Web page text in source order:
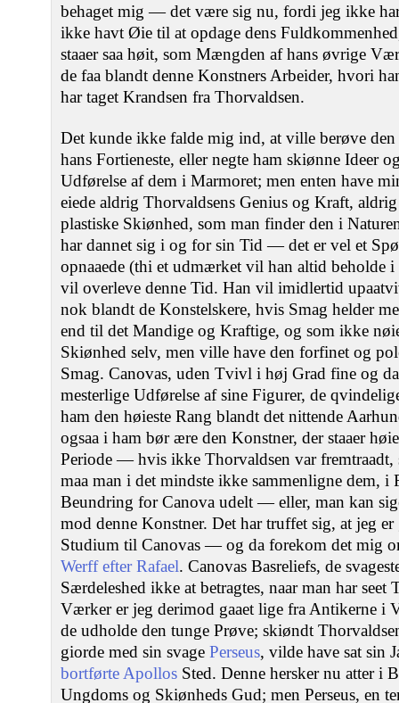
behaget mig — det være sig nu, fordi jeg ikke
ikke havt Øie til at opdage dens
staaer saa høit, som Mængden af hans øvrige
de faa blandt denne Konstners Arbeider, hvori
har taget Krandsen fra Thorvaldsen.
Det kunde ikke falde mig ind, at ville berøve den
hans Fortieneste, eller negte ham skiønne Ideer
Udførelse af dem i Marmoret; men enten have
eiede aldrig Thorvaldsens Genius og Kraft,
plastiske Skiønhed, som man finder den i
har dannet sig i og for sin Tid — det er vel et
opnaaede (thi et udmærket vil han altid beholde
vil overleve denne Tid. Han vil imidlertid
nok blandt de Konstelskere, hvis Smag helder
end til det Mandige og Kraftige, og som ikke
Skiønhed selv, men ville have den forfinet og
Smag. Canovas, uden Tvivl i høj Grad fine og
mesterlige Udførelse af sine Figurer, de
ham den høieste Rang blandt det nittende
ogsaa i ham bør ære den Konstner, der staaer
Periode — hvis ikke Thorvaldsen var fremtraadt,
maa man i det mindste ikke sammenligne dem, i
Beundring for Canova udelt — eller, man kan
mod denne Konstner. Det har truffet sig, at jeg
Studium til Canovas — og da forekom det mig
Werff efter Rafael. Canovas Basreliefs, de
Særdeleshed ikke at betragtes, naar man har seet
Værker er jeg derimod gaaet lige fra Antikerne i
de udholde den tunge Prøve; skiøndt
giorde med sin svage Perseus, vilde have sat sin
bortførte Apollos Sted. Denne hersker nu atter i
Ungdoms og Skiønheds Gud; men Perseus, en